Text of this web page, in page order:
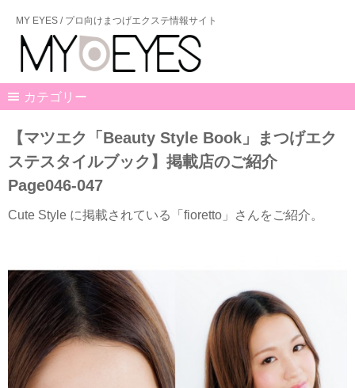
MY EYES / プロ向けまつげエクステ情報サイト
カテゴリー
【マツエク「Beauty Style Book」まつげエク
ステスタイルブック】掲載店のご紹介
Page046-047
Cute Style に掲載されている「fioretto」さんをご紹介。